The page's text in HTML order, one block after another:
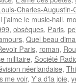
Charles-Augustin-
j'aime le music-hall,
, obsèques, Paris,
, Quel beau
Paris, roman,
militaire, Société
néerlandaise,
me voir, Y'a d'la joie,